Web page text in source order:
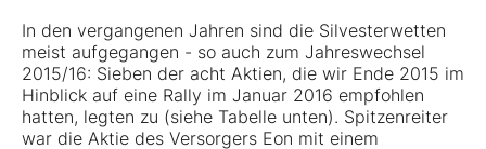
In den vergangenen Jahren sind die Silvesterwetten
meist aufgegangen - so auch zum Jahreswechsel
2015/16: Sieben der acht Aktien, die wir Ende 2015 im
Hinblick auf eine Rally im Januar 2016 empfohlen
hatten, legten zu (siehe Tabelle unten). Spitzenreiter
war die Aktie des Versorgers Eon mit einem